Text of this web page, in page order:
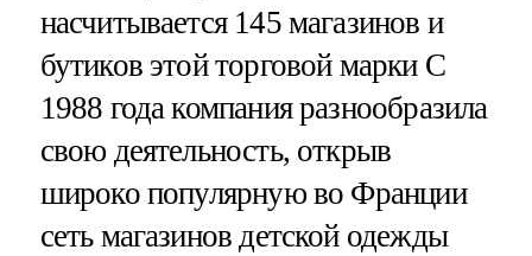
насчитывается 145 магазинов и
бутиков этой торговой марки С
1988 года компания разнообразила
свою деятельность, открыв
широко популярную во Франции
сеть магазинов детской одежды